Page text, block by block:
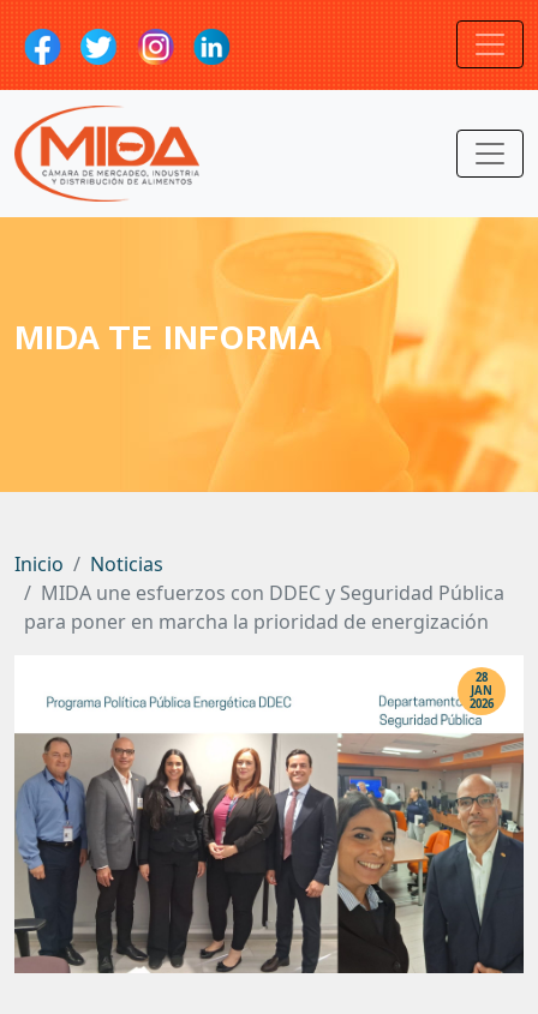
MIDA TE INFORMA
Inicio
Noticias
MIDA une esfuerzos con DDEC y Seguridad Pública
para poner en marcha la prioridad de energización
28
JAN
2026